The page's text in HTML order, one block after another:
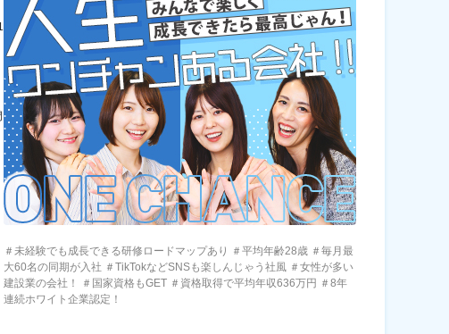
＃未経験でも成長できる研修ロードマップあり ＃平均年齢28歳 ＃毎月最
大60名の同期が入社 ＃TikTokなどSNSも楽しんじゃう社風 ＃女性が多い
建設業の会社！ ＃国家資格もGET ＃資格取得で平均年収636万円 ＃8年
連続ホワイト企業認定！